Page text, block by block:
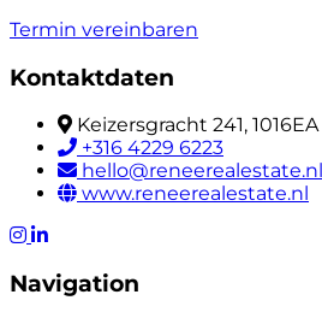
Termin vereinbaren
Kontaktdaten
Keizersgracht 241,
+316 4229 6223
hello@reneerealestate.nl
www.reneerealestate.nl
Navigation